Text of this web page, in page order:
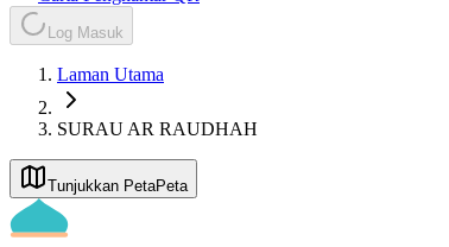
Log Masuk
Laman Utama
SURAU AR RAUDHAH
Tunjukkan PetaPeta